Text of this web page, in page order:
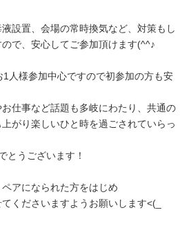
設置、会場の常時換気など、対策もし
で、安心してご参加頂けます(^^♪
1人様参加中心ですので初参加の方も安
お仕事など話題も多岐にわたり、共通の
がり楽しいひと時を過ごされていらっ
とうございます！
アになられた方をはじめ
くださいますようお願いします<(_